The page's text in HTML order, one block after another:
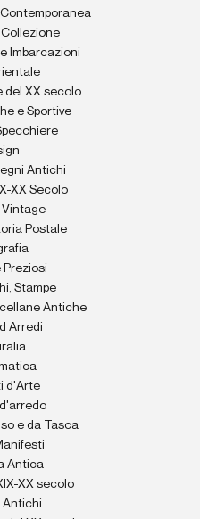
Imbarcazioni
del XX secolo
e Sportive
Antichi
XX Secolo
Vintage
Postale
Preziosi
Stampe
Antiche
Arredi
d'Arte
e da Tasca
Antica
XX secolo
Antichi